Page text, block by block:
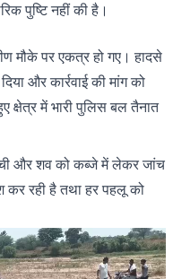
पुष्टि नहीं की है।
मौके पर एकत्र हो गए। हादसे
और कार्रवाई की मांग को
में भारी पुलिस बल तैनात
और शव को कब्जे में लेकर जांच
कर रही है तथा हर पहलू को